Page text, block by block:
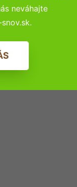
neváhajte